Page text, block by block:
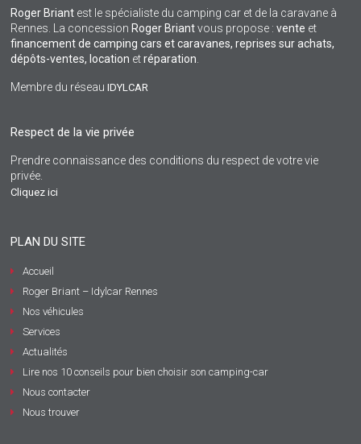
Roger Briant est le spécialiste du camping car et de la caravane à
Rennes. La concession Roger Briantvous propose : vente et
financement de camping cars et caravanes, reprises sur achats,
dépôts-ventes, location etréparation.
Membre du réseauIDYLCAR
Respect de la vie privée
Prendre connaissance des conditions du respect de votre vie
privée.
Cliquez ici
PLAN DU SITE
Accueil
Roger Briant – Idylcar Rennes
Nos véhicules
Services
Actualités
Lire nos 10 conseils pour bien choisir son camping-car
Nous contacter
Nous trouver